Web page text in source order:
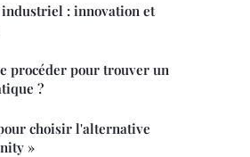
industriel : innovation et
procéder pour trouver un
?
choisir l'alternative
»